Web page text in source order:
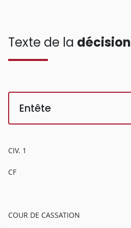
Texte de la décision
Entête
CIV. 1
CF
COUR DE CASSATION